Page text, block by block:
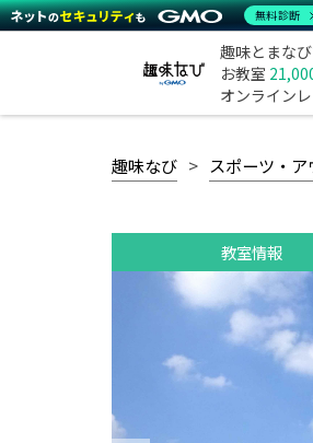
趣味とまな
お教室
オンライン
趣味なび スポーツ・ア
教室情報
無料診断